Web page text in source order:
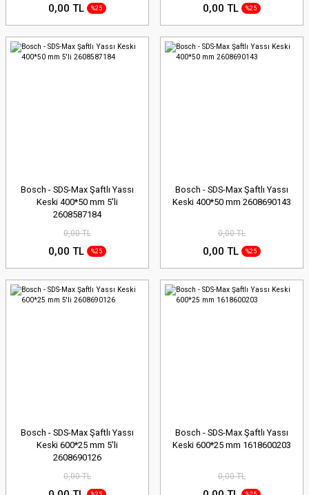
0,00 TL %25 0,00 TL %25
Bosch - SDS-Max Şaftlı Yassı
Keski 400*50 mm 5'li
2608587184
0,00 TL
0,00 TL %25
Bosch - SDS-Max Şaftlı Yassı
Keski 400*50 mm 2608690143
0,00 TL
0,00 TL %25
Bosch - SDS-Max Şaftlı Yassı
Keski 600*25 mm 5'li
2608690126
0,00 TL
Bosch - SDS-Max Şaftlı Yassı
Keski 600*25 mm 1618600203
0,00 TL